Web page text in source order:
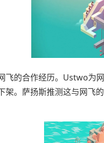
的合作经历。Ustwo为
。萨扬斯推测这与网飞